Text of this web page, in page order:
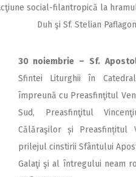
social-filantropică la
Duh şi Sf. Stelian
30 noiembrie – Sf.
Sfintei Liturghii în
împreună cu Preasfinţitul
Sud, Preasfinţitul
Călăraşilor și Preasfințitul
prilejul cinstirii Sfântului
Galaţi şi al întregului neam